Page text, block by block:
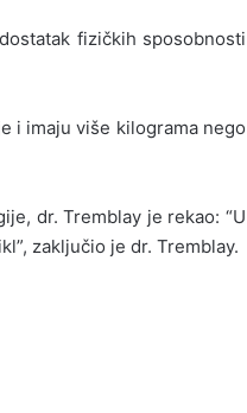
fizičkih sposobnosti
i imaju više kilograma nego
dr. Tremblay je rekao: “U
zaključio je dr. Tremblay.